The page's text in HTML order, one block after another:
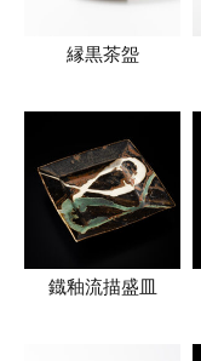
縁黒茶盌
鐡釉流描盛皿